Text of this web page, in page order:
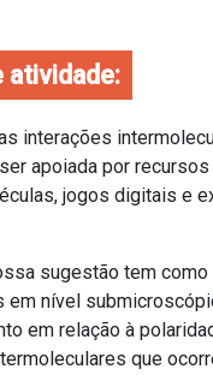
atividade:
interações
apoiada por
jogos digitais e
sugestão tem
nível
em relação à
que